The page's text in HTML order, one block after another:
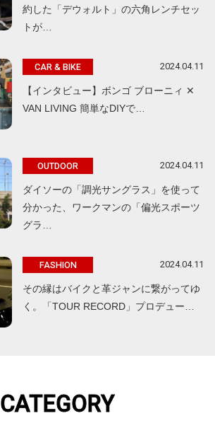
約した「デウォルト」の六角レンチセッ
トが…
CAR & BIKE 2024.04.11
【インタビュー】ボンゴ ブローニィ ✕
VAN LIVING 簡単なDIYで…
OUTDOOR 2024.04.11
ダイソーの「調光サングラス」を使って
分かった、ワークマンの「偏光スポーツ
グラ…
FASHION 2024.04.11
その縁はバイクと革ジャンに繋がってゆ
く。「TOUR RECORD」プロデュー…
CATEGORY